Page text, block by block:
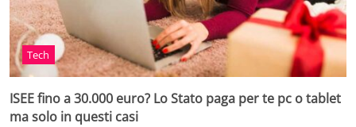
Tech
ISEE fino a 30.000 euro? Lo Stato paga per te pc o tablet
ma solo in questi casi